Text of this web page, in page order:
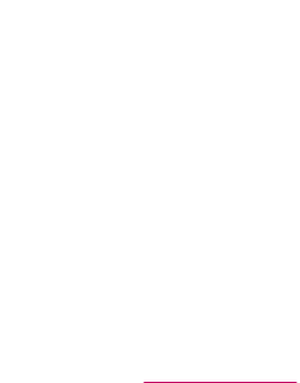
verlaat Rechtspraak.nl
- U verlaat Rechtspraak.nl
- U verlaat Rechtspraak.nl
- U verlaat Rechtspraak.nl
LinkedIn - U verlaat
hoogte' nieuwsbrief - U verlaat